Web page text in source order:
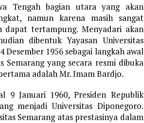
Tengah bagian utara yang akan
namun karena masih sangat
dapat tertampung. Menyadari akan
dibentuk Yayasan Universitas
1956 sebagai langkah awal
Semarang yang secara resmi dibuka
adalah Mr. Imam Bardjo.
9 Januari 1960, Presiden Republik
menjadi Universitas Diponegoro.
Semarang atas prestasinya dalam